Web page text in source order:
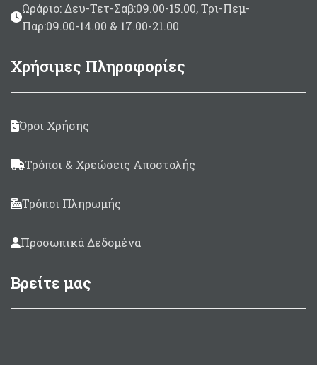
Ωράριο: Δευ-Τετ-Σαβ:09.00-15.00, Τρι-Πεμ-
Παρ:09.00-14.00 & 17.00-21.00
Χρήσιμες Πληροφορίες
Όροι Χρήσης
Τρόποι & Χρεώσεις Αποστολής
Τρόποι Πληρωμής
Προσωπικά Δεδομένα
Βρείτε μας